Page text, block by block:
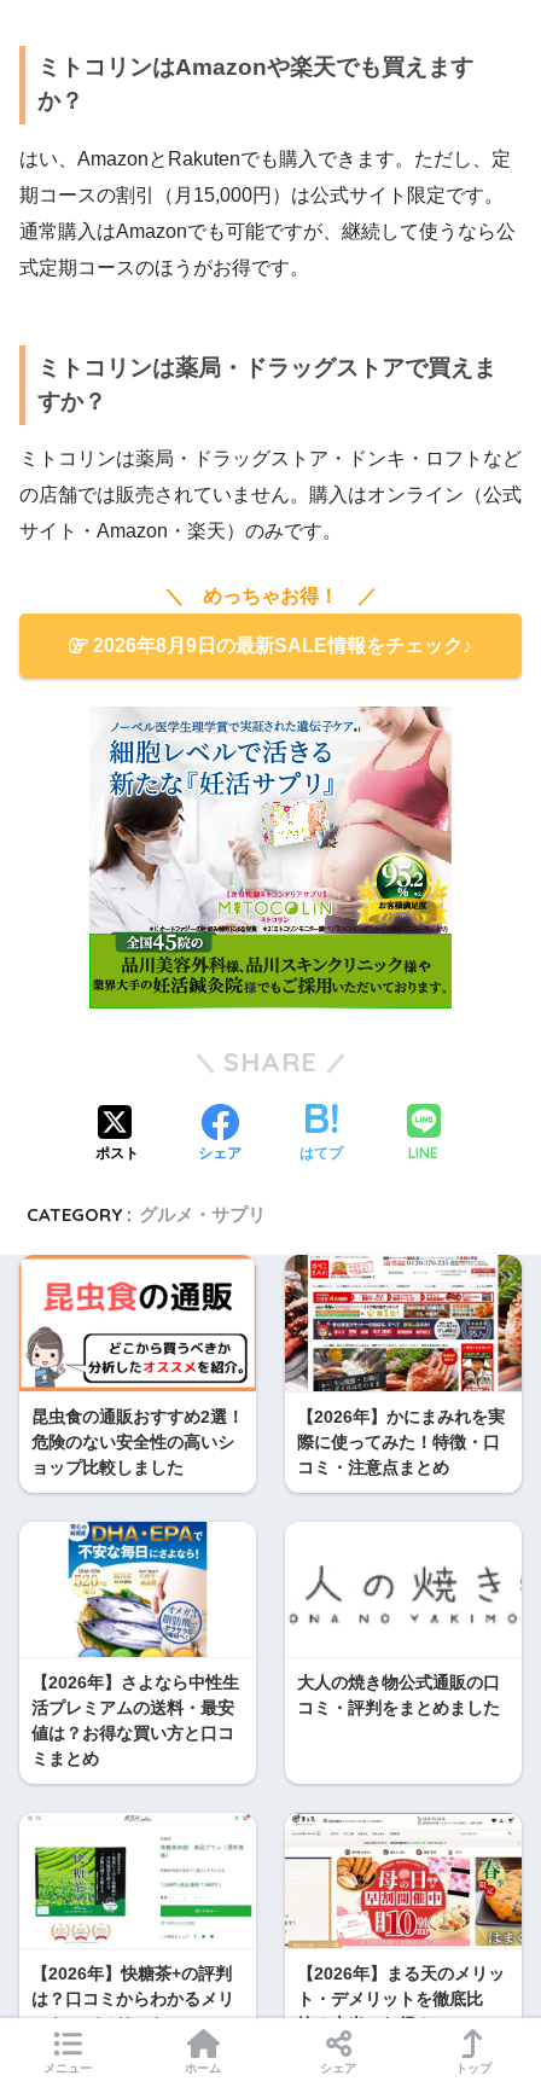
ミトコリンはAmazonや楽天でも買えます
か？
はい、AmazonとRakutenでも購入できます。ただし、定
期コースの割引（月15,000円）は公式サイト限定です。
通常購入はAmazonでも可能ですが、継続して使うなら公
式定期コースのほうがお得です。
ミトコリンは薬局・ドラッグストアで買えま
すか？
ミトコリンは薬局・ドラッグストア・ドンキ・ロフトなど
の店舗では販売されていません。購入はオンライン（公式
サイト・Amazon・楽天）のみです。
＼ めっちゃお得！ ／
2026年8月9日の最新SALE情報をチェック♪
SHARE
ポスト シェア はてブ LINE
CATEGORY : グルメ・サプリ
昆虫食の通販おすすめ2選！
危険のない安全性の高いシ
ョップ比較しました
【2026年】かにまみれを実
際に使ってみた！特徴・口
コミ・注意点まとめ
【2026年】さよなら中性生
活プレミアムの送料・最安
値は？お得な買い方と口コ
ミまとめ
大人の焼き物公式通販の口
コミ・評判をまとめました
【2026年】快糖茶+の評判
は？口コミからわかるメリ
ット・デメリット
【2026年】まる天のメリッ
ト・デメリットを徹底比
較！本当にお得？
メニュー ホーム シェア トップ